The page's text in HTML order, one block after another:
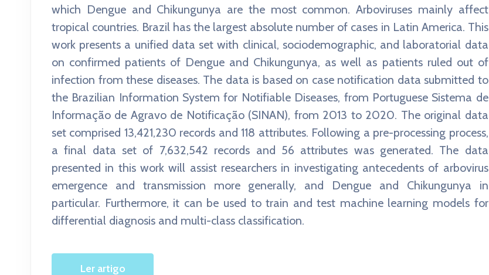
which Dengue and Chikungunya are the most common. Arboviruses mainly affect
tropical countries. Brazil has the largest absolute number of cases in Latin America. This
work presents a unified data set with clinical, sociodemographic, and laboratorial data
on confirmed patients of Dengue and Chikungunya, as well as patients ruled out of
infection from these diseases. The data is based on case notification data submitted to
the Brazilian Information System for Notifiable Diseases, from Portuguese Sistema de
Informação de Agravo de Notificação (SINAN), from 2013 to 2020. The original data
set comprised 13,421,230 records and 118 attributes. Following a pre-processing process,
a final data set of 7,632,542 records and 56 attributes was generated. The data
presented in this work will assist researchers in investigating antecedents of arbovirus
emergence and transmission more generally, and Dengue and Chikungunya in
particular. Furthermore, it can be used to train and test machine learning models for
differential diagnosis and multi-class classification.
Ler artigo